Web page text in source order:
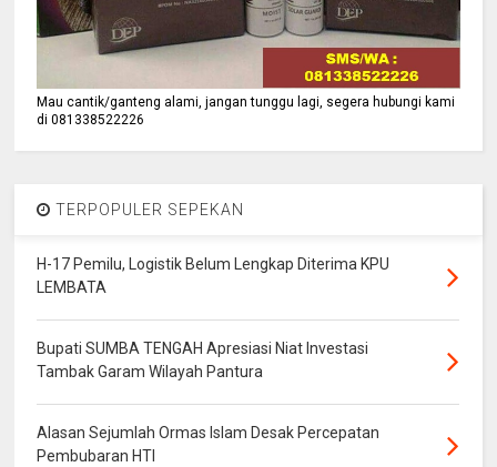
Mau cantik/ganteng alami, jangan tunggu lagi, segera hubungi kami
di 081338522226
TERPOPULER SEPEKAN
H-17 Pemilu, Logistik Belum Lengkap Diterima KPU
LEMBATA
Bupati SUMBA TENGAH Apresiasi Niat Investasi
Tambak Garam Wilayah Pantura
Alasan Sejumlah Ormas Islam Desak Percepatan
Pembubaran HTI